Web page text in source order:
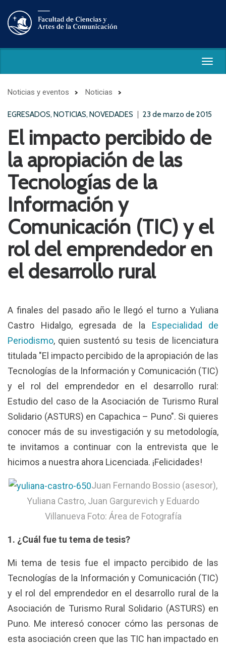
Noticias y eventos Noticias
EGRESADOS, NOTICIAS, NOVEDADES 23 de marzo de 2015
El impacto percibido de
la apropiación de las
Tecnologías de la
Información y
Comunicación (TIC) y el
rol del emprendedor en
el desarrollo rural
A finales del pasado año le llegó el turno a Yuliana
Castro Hidalgo, egresada de la Especialidad de
Periodismo, quien sustentó su tesis de licenciatura
titulada "El impacto percibido de la apropiación de las
Tecnologías de la Información y Comunicación (TIC)
y el rol del emprendedor en el desarrollo rural:
Estudio del caso de la Asociación de Turismo Rural
Solidario (ASTURS) en Capachica – Puno". Si quieres
conocer más de su investigación y su metodología,
te invitamos a continuar con la entrevista que le
hicimos a nuestra ahora Licenciada. ¡Felicidades!
Juan Fernando Bossio (asesor),
Yuliana Castro, Juan Gargurevich y Eduardo
Villanueva Foto: Área de Fotografía
1. ¿Cuál fue tu tema de tesis?
Mi tema de tesis fue el impacto percibido de las
Tecnologías de la Información y Comunicación (TIC)
y el rol del emprendedor en el desarrollo rural de la
Asociación de Turismo Rural Solidario (ASTURS) en
Puno. Me interesó conocer cómo las personas de
esta asociación creen que las TIC han impactado en